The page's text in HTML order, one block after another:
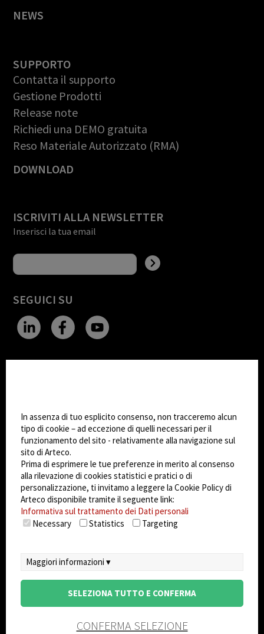
NEWS
SUPPORTO
Contatta il supporto
Gestione Prodotti
Release note
Richiedi una DEMO gratuita
Reso Materiale Autorizzato (RMA)
DOWNLOAD
ISCRIVITI ALLA NEWSLETTER
Inserisci la tua email
SEGUICI SU
Dark Mode
© 2026Arteco srl - Società soggetta a direzione
e coordinamento di KRENOVA SRL (Società a
socio unico)
Partita IVA: 02814270399 - Sede Legale: Via Pana
180, 48018 Faenza (RA) Italy - REA: RA - 261533 -
Capitale sociale sottoscritto: €100.000,00
privacy-cookie policy- EULA/DPA
In assenza di tuo esplicito consenso, non tracceremo alcun
tipo di cookie – ad eccezione di quelli necessari per il
funzionamento del sito - relativamente alla navigazione sul
sito di Arteco.
Prima di esprimere le tue preferenze in merito al consenso
alla rilevazione di cookies statistici e pratici o di
personalizzazione, ti invitamo a leggere la Cookie Policy di
Arteco disponibile tramite il seguente link:
Informativa sul trattamento dei Dati personali
Necessary
Statistics Targeting
Maggiori informazioni ▾
SELEZIONA TUTTO E CONFERMA
CONFERMA SELEZIONE